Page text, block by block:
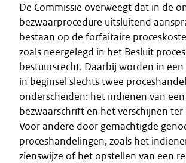
De Commissie overweegt dat in de
bezwaarprocedure uitsluitend
bestaan op de forfaitaire
zoals neergelegd in het Besluit
bestuursrecht. Daarbij worden in een
in beginsel slechts twee
onderscheiden: het indienen van een
bezwaarschrift en het verschijnen
Voor andere door gemachtigde
proceshandelingen, zoals het
zienswijze of het opstellen van een